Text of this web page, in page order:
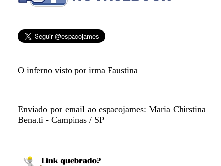
O inferno visto por irma Faustina
Enviado por email ao espacojames: Maria Chirstina
Benatti - Campinas / SP